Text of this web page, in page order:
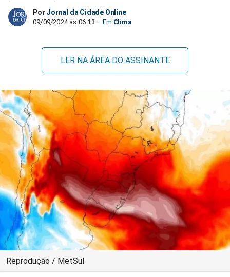
Por Jornal da Cidade Online
09/09/2024 às 06:13 Clima
LER NA ÁREA DO ASSINANTE
Reprodução / MetSul